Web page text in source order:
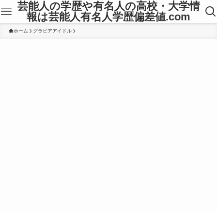
芸能人の学歴や有名人の高校・大学情
報は芸能人有名人学歴偏差値.com
ホーム グラビアアイドル